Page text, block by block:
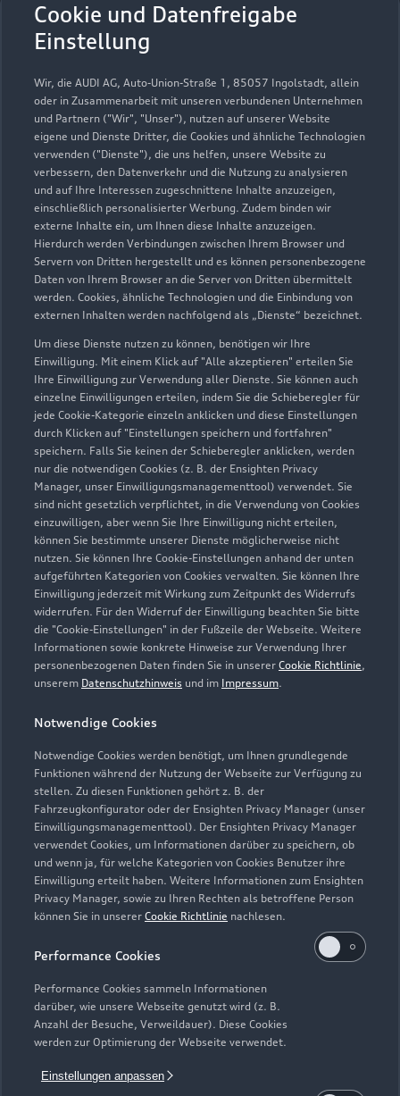
Cookie und Datenfreigabe
Einstellung
Wir, die AUDI AG, Auto-Union-Straße 1, 85057 Ingolstadt, allein
oder in Zusammenarbeit mit unseren verbundenen Unternehmen
und Partnern ("Wir", "Unser"), nutzen auf unserer Website
eigene und Dienste Dritter, die Cookies und ähnliche Technologien
verwenden ("Dienste"), die uns helfen, unsere Website zu
verbessern, den Datenverkehr und die Nutzung zu analysieren
und auf Ihre Interessen zugeschnittene Inhalte anzuzeigen,
einschließlich personalisierter Werbung. Zudem binden wir
externe Inhalte ein, um Ihnen diese Inhalte anzuzeigen.
Hierdurch werden Verbindungen zwischen Ihrem Browser und
Servern von Dritten hergestellt und es können personenbezogene
Daten von Ihrem Browser an die Server von Dritten übermittelt
werden. Cookies, ähnliche Technologien und die Einbindung von
externen Inhalten werden nachfolgend als „Dienste“ bezeichnet.
Um diese Dienste nutzen zu können, benötigen wir Ihre
Einwilligung. Mit einem Klick auf "Alle akzeptieren" erteilen Sie
Ihre Einwilligung zur Verwendung aller Dienste. Sie können auch
einzelne Einwilligungen erteilen, indem Sie die Schieberegler für
jede Cookie-Kategorie einzeln anklicken und diese Einstellungen
durch Klicken auf "Einstellungen speichern und fortfahren"
speichern. Falls Sie keinen der Schieberegler anklicken, werden
nur die notwendigen Cookies (z. B. der Ensighten Privacy
Manager, unser Einwilligungsmanagementtool) verwendet. Sie
sind nicht gesetzlich verpflichtet, in die Verwendung von Cookies
einzuwilligen, aber wenn Sie Ihre Einwilligung nicht erteilen,
können Sie bestimmte unserer Dienste möglicherweise nicht
nutzen. Sie können Ihre Cookie-Einstellungen anhand der unten
aufgeführten Kategorien von Cookies verwalten. Sie können Ihre
Einwilligung jederzeit mit Wirkung zum Zeitpunkt des Widerrufs
widerrufen. Für den Widerruf der Einwilligung beachten Sie bitte
die "Cookie-Einstellungen" in der Fußzeile der Webseite. Weitere
Informationen sowie konkrete Hinweise zur Verwendung Ihrer
personenbezogenen Daten finden Sie in unserer Cookie Richtlinie,
unserem Datenschutzhinweis und im Impressum.
Notwendige Cookies
Notwendige Cookies werden benötigt, um Ihnen grundlegende
Funktionen während der Nutzung der Webseite zur Verfügung zu
stellen. Zu diesen Funktionen gehört z. B. der
Fahrzeugkonfigurator oder der Ensighten Privacy Manager (unser
Einwilligungsmanagementtool). Der Ensighten Privacy Manager
verwendet Cookies, um Informationen darüber zu speichern, ob
und wenn ja, für welche Kategorien von Cookies Benutzer ihre
Einwilligung erteilt haben. Weitere Informationen zum Ensighten
Privacy Manager, sowie zu Ihren Rechten als betroffene Person
können Sie in unserer Cookie Richtlinie nachlesen.
Performance Cookies
Performance Cookies sammeln Informationen
darüber, wie unsere Webseite genutzt wird (z. B.
Anzahl der Besuche, Verweildauer). Diese Cookies
werden zur Optimierung der Webseite verwendet.
Einstellungen anpassen
Geschlossen
öffnet amMontag 08:00
Geschlossen,öffnet amMontag 07:00
Bitte beachten Sie, dass außerhalb der gesetzlichen
Öffnungszeiten keine Beratung, kein Verkauf und keine
Probefahrt erfolgen kann.
Zur Reparatur
Zur Inspektion
Zurück nach oben
Modelle
Elektromodelle
Plug-in-Hybride
Neuwagensuche
Gebrauchtwagensuche
Service & Zubehör
Saisonale Angebote
Audi Services
Support
Über Audi